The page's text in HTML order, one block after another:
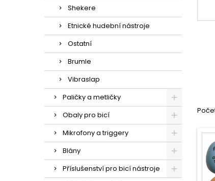
Shekere
Etnické hudební nástroje
Ostatní
Brumle
Vibraslap
Paličky a metličky
Obaly pro bicí
Mikrofony a triggery
Blány
Příslušenství pro bicí nástroje